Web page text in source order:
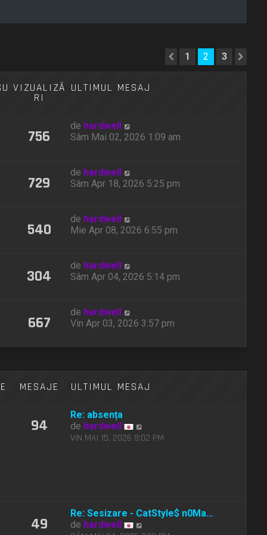
Anterior
1 2 3
VIZUALIZĂ
RI
ULTIMUL MESAJ
756
de hardwell
Sâm Mai 02, 2026 1:09 am
729
de hardwell
Sâm Apr 18, 2026 5:25 pm
540
de hardwell
Mie Apr 08, 2026 6:55 pm
304
de hardwell
Sâm Apr 04, 2026 5:14 pm
667
de hardwell
Vin Apr 03, 2026 3:57 pm
MESAJE ULTIMUL MESAJ
94
Re: absența
de hardwell
e
m
VIN MAI 15, 2026 8:02 PM
49
Re: Sesizare - CatStyle$ n0Ma…
de hardwell